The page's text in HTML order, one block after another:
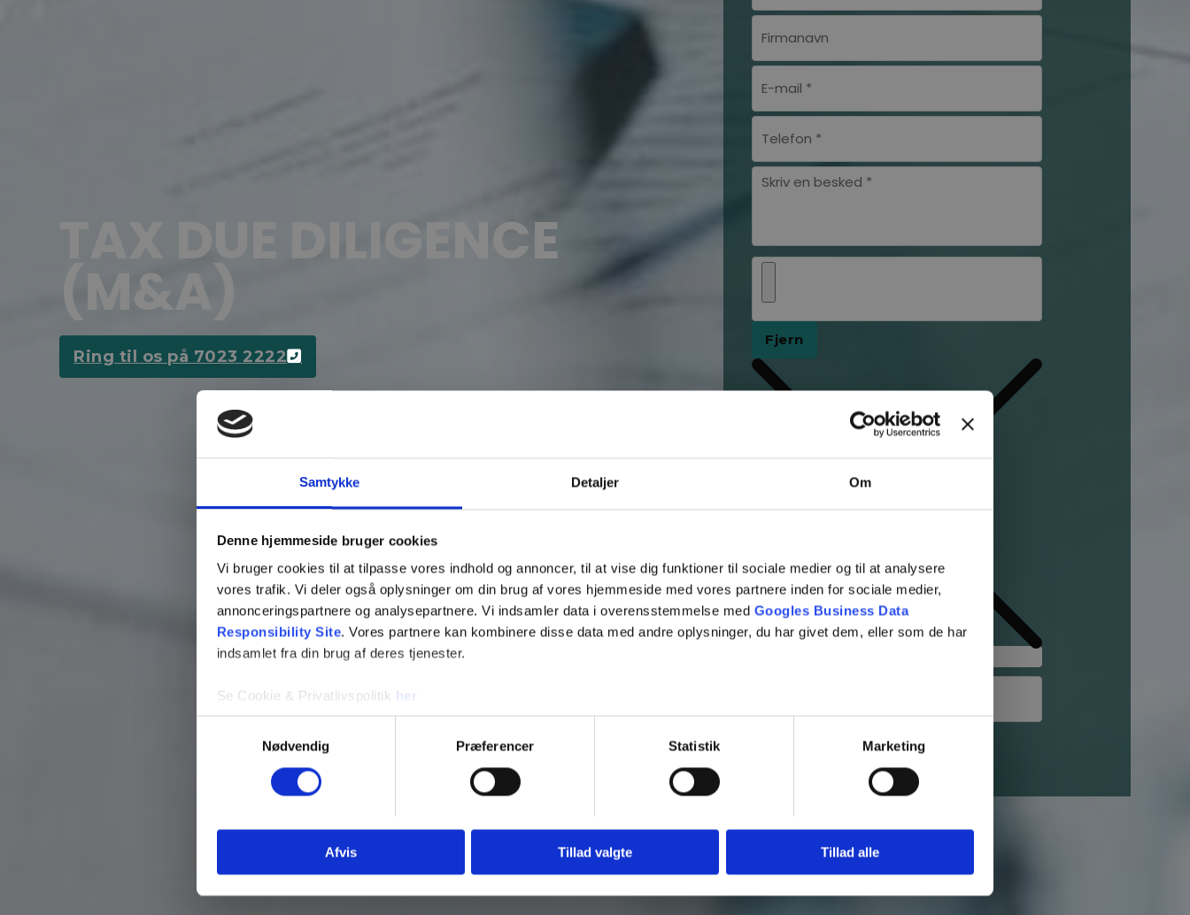
Samtykke Detaljer Om
Denne hjemmeside bruger cookies
Vi bruger cookies til at tilpasse vores indhold og annoncer, til at vise dig funktioner til sociale medier og til at analysere
vores trafik. Vi deler også oplysninger om din brug af vores hjemmeside med vores partnere inden for sociale medier,
annonceringspartnere og analysepartnere. Vi indsamler data i overensstemmelse med Googles Business Data
Responsibility Site. Vores partnere kan kombinere disse data med andre oplysninger, du har givet dem, eller som de har
indsamlet fra din brug af deres tjenester.
Se Cookie & Privatlivspolitik
her
Nødvendig
Præferencer Statistik Marketing
Afvis Tillad valgte Tillad alle
TAX DUE DILIGENCE
(M&A)
Ring til os på 7023 2222
Fjern
Bliv kontaktet